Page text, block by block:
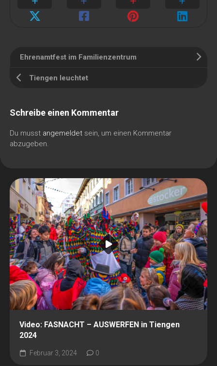
Ehrenamtfest im Familienzentrum
Tiengen leuchtet
Schreibe einen Kommentar
Du musst angemeldet sein, um einen Kommentar
abzugeben.
Video: FASNACHT – AUSWERFEN in Tiengen
2024
Februar 3, 2024 0